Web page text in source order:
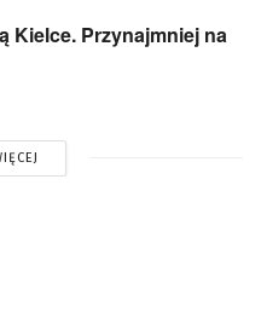
Kielce. Przynajmniej na